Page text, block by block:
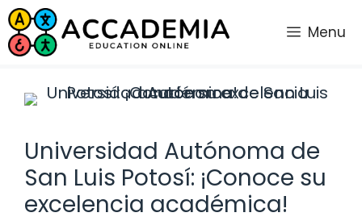
Saltar
al
contenido
Menu
Universidad Autónoma de
San Luis Potosí: ¡Conoce su
excelencia académica!